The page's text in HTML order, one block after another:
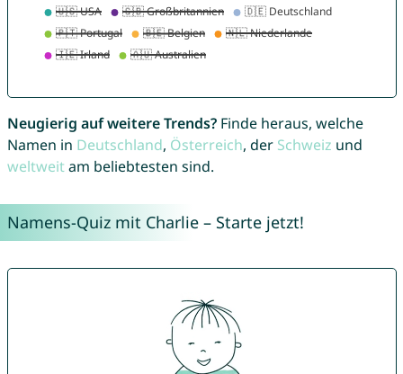
Neugierig auf weitere Trends?Finde heraus, welche
Namen in Deutschland, Österreich, der Schweiz und
weltweitam beliebtesten sind.
Namens-Quiz mit Charlie – Starte jetzt!